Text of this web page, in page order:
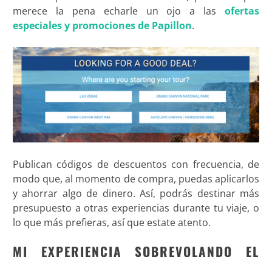
merece la pena echarle un ojo a lasofertas
especiales y promociones de Papillon.
Publican códigos de descuentos con frecuencia, de
modo que, al momento de compra, puedas aplicarlos
y ahorrar algo de dinero. Así, podrás destinar más
presupuesto a otras experiencias durante tu viaje, o
lo que más prefieras, así que estate atento.
MI EXPERIENCIA SOBREVOLANDO EL